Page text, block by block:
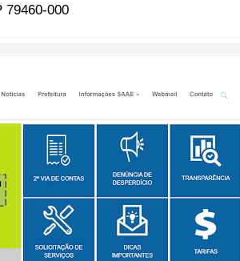
79460-000